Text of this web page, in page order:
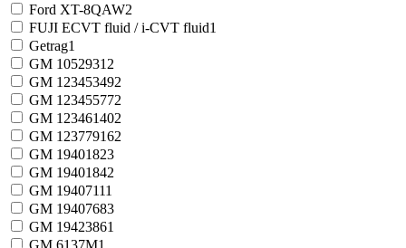
Ford XT-8QAW2
FUJI ECVT fluid / i-CVT fluid1
Getrag1
GM 1052931 2
GM 123453492
GM 123455772
GM 123461402
GM 123779162
GM 19401823
GM 19401842
GM 19407111
GM 19407683
GM 19423861
GM 6137M1